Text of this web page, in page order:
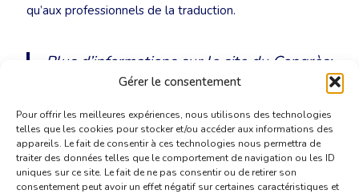
Gérer le consentement
Pour offrir les meilleures expériences, nous utilisons des technologies
telles que les cookies pour stocker et/ou accéder aux informations des
appareils. Le fait de consentir à ces technologies nous permettra de
traiter des données telles que le comportement de navigation ou les ID
uniques sur ce site. Le fait de ne pas consentir ou de retirer son
consentement peut avoir un effet négatif sur certaines caractéristiques et
qu’aux professionnels de la traduction.
Plus d’informations sur le site du Congrès:
bcom.au.dk/est2016(en anglais)